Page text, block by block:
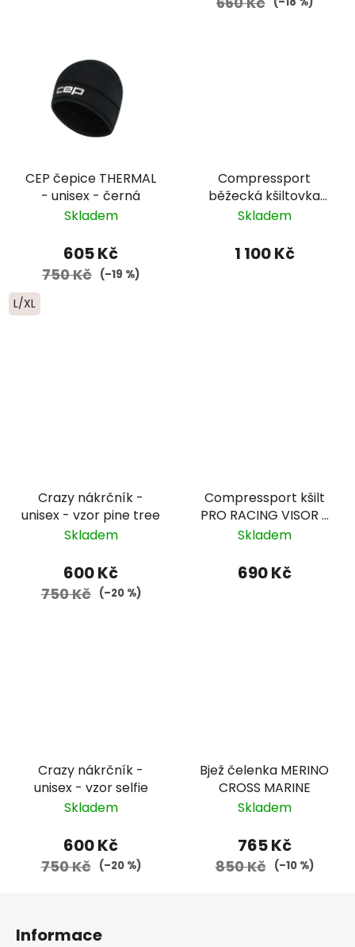
CEP čepice THERMAL
- unisex - černá
Skladem
605 Kč
750 Kč (–19 %)
L/XL
Compressport
běžecká kšiltovka
PRO RACING CAP -
Skladem
1 100 Kč
Crazy nákrčník -
unisex - vzor pine tree
Skladem
600 Kč
750 Kč (–20 %)
Compressport kšilt
PRO RACING VISOR -
bílá
Skladem
690 Kč
Crazy nákrčník -
unisex - vzor selfie
Skladem
600 Kč
750 Kč (–20 %)
Bjež čelenka MERINO
CROSS MARINE
Skladem
765 Kč
850 Kč (–10 %)
Informace